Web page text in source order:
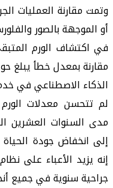
وتمت مقارنة العمليات
أو الموجهة بالصور
مقارنة بمعدل خطأ يبلغ حوالي 25% في الطرق
الذكاء الاصطناعي في
لم تتحسن معدلات
مدى السنوات العشرين
إلى انخفاض جودة
جراحية سنوية في جميع أنحاء